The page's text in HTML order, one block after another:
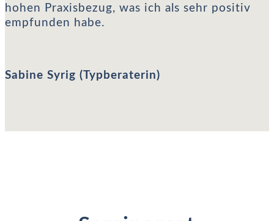
hohen Praxisbezug, was ich als sehr positiv
empfunden habe.
Sabine Syrig (Typberaterin)